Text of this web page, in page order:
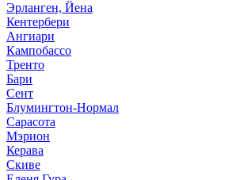
Эрланген, Йена
Кентербери
Ангиари
Кампобассо
Тренто
Бари
Сент
Блумингтон-Нормал
Сарасота
Мэрион
Керава
Скиве